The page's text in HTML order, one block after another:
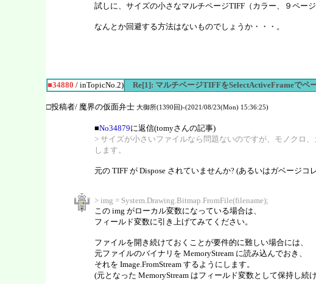
試しに、サイズの小さなマルチページTIFF（カラー、９ペー
なんとか回避する方法はないものでしょうか・・・。
■34880 / inTopicNo.2)
Re[1]: マルチページTIFFをSelectActiveFrameでペ
□投稿者/ 魔界の仮面弁士 大御所(1390回)-(2021/08/23(Mon) 15:36:25)
■No34879に返信(tomyさんの記事)
> サイズが小さいファイルなら問題ないのですが、モノクロ
します。
元の TIFF が Dispose されていませんか? (あるいはガベージコ
> img = System.Drawing.Bitmap.FromFile(filename);
この img がローカル変数になっている場合は、
フィールド変数に引き上げてみてください。
ファイルを開き続けておくことが要件的に難しい場合には、
元ファイルのバイナリを MemoryStream に読み込んでおき、
それを Image.FromStream するようにします。
(元となった MemoryStream はフィールド変数として保持し続